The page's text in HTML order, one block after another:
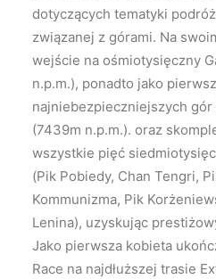
dotyczących tematyki
związanej z górami. Na
wejście na ośmiotysięczny
n.p.m.), ponadto jako
najniebezpieczniejszych
(7439m n.p.m.). oraz
wszystkie pięć
(Pik Pobiedy, Chan Tengri,
Kommunizma, Pik
Lenina), uzyskując
Jako pierwsza kobieta
Race na najdłuższej trasie